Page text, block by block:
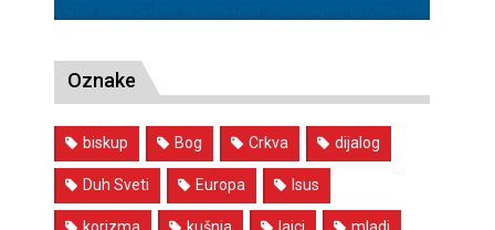
Oznake
biskup Bog Crkva dijalog
Duh Sveti Europa Isus